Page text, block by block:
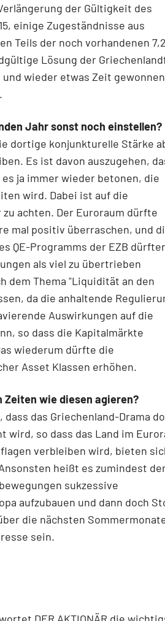
der Gültigkeit des
einige Zugeständnisse aus
Teils der noch vorhandenen 7,2
Lösung der
wieder etwas Zeit
Jahr sonst noch einstellen?
dortige konjunkturelle Stärke
Es ist davon auszugehen,
ja immer wieder betonen, die
wird. Dabei ist auf die
achten. Der Euroraum dürfte
mal positiv überraschen, und
QE-Programms der EZB
als viel zu übertrieben
dem Thema "Liquidität an den
da die anhaltende
Auswirkungen auf die
so dass die Kapitalmärkte
wiederum dürfte die
Asset Klassen erhöhen.
Zeiten wie diesen agieren?
das Griechenland-Drama
wird, so dass das Land im
verbleiben wird, bieten
heißt es zumindest
sukzessive
aufzubauen und dann doch
die nächsten
sein.
DER AKTIONÄR die